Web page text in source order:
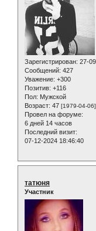
Зарегистрирован: 27-
Сообщений: 427
Уважение: +300
Позитив: +116
Пол: Мужской
Возраст: 47 [1979-04-06]
Провел на форуме:
6 дней 14 часов
Последний визит:
07-12-2024 18:46:40
татюня
Участник